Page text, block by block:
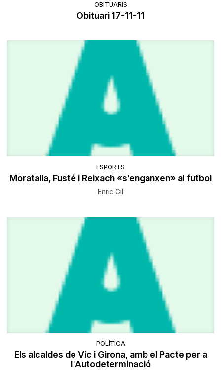
OBITUARIS
Obituari 17-11-11
ESPORTS
Moratalla, Fusté i Reixach «s’enganxen» al futbol
Enric Gil
POLÍTICA
Els alcaldes de Vic i Girona, amb el Pacte per a
l'Autodeterminació